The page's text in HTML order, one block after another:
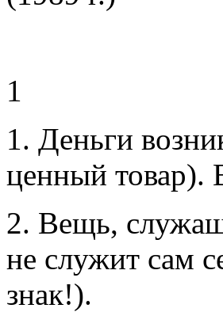
1
1. Деньги
ценный товар).
2. Вещь,
не служит сам
знак!).